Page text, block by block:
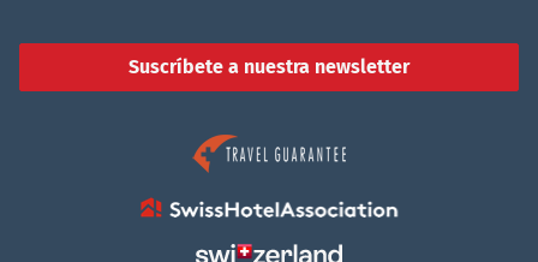
Suscríbete a nuestra newsletter